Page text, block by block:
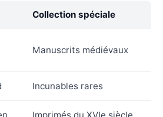
Collection spéciale
Manuscrits médiévaux
Incunables rares
Imprimés du XVIe siècle